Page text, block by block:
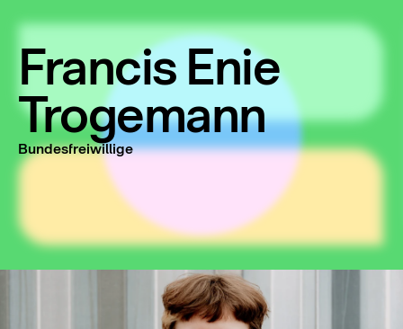
Francis Enie
Trogemann
Bundesfreiwillige